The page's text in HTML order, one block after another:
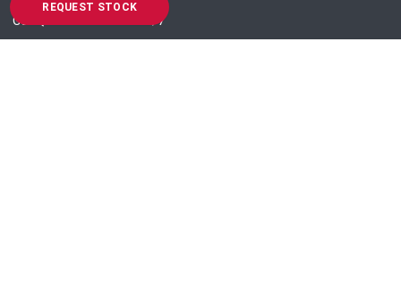
REQUEST STOCK
Got Question? Call us 24/7